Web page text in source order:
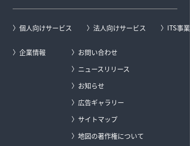
個人向けサービス 法人向けサービス ITS事業
企業情報
お問い合わせ
ニュースリリース
お知らせ
広告ギャラリー
サイトマップ
地図の著作権について